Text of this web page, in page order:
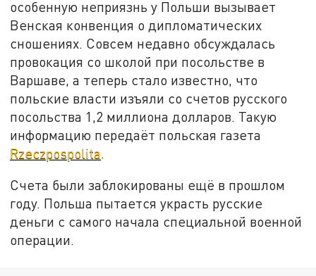
особенную неприязнь у Польши вызывает
Венская конвенция о дипломатических
сношениях. Совсем недавно обсуждалась
провокация со школой при посольстве в
Варшаве, а теперь стало известно, что
польские власти изъяли со счетов русского
посольства 1,2 миллиона долларов. Такую
информацию передаёт польская газета
Rzeczpospolita.
Счета были заблокированы ещё в прошлом
году. Польша пытается украсть русские
деньги с самого начала специальной военной
операции.